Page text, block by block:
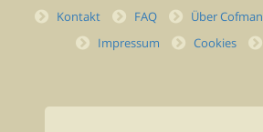
Kontakt FAQ Über Cofman
Impressum
Cookies